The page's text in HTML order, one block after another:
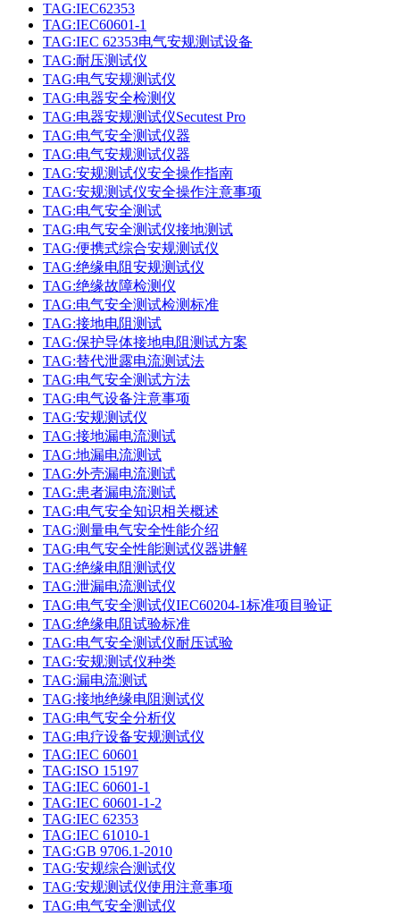
TAG:IEC62353
TAG:IEC60601-1
TAG:IEC 62353电气安规测试设备
TAG:耐压测试仪
TAG:电气安规测试仪
TAG:电器安全检测仪
TAG:电器安规测试仪Secutest Pro
TAG:电气安全测试仪器
TAG:电气安规测试仪器
TAG:安规测试仪安全操作指南
TAG:安规测试仪安全操作注意事项
TAG:电气安全测试
TAG:电气安全测试仪接地测试
TAG:便携式综合安规测试仪
TAG:绝缘电阻安规测试仪
TAG:绝缘故障检测仪
TAG:电气安全测试检测标准
TAG:接地电阻测试
TAG:保护导体接地电阻测试方案
TAG:替代泄露电流测试法
TAG:电气安全测试方法
TAG:电气设备注意事项
TAG:安规测试仪
TAG:接地漏电流测试
TAG:地漏电流测试
TAG:外壳漏电流测试
TAG:患者漏电流测试
TAG:电气安全知识相关概述
TAG:测量电气安全性能介绍
TAG:电气安全性能测试仪器讲解
TAG:绝缘电阻测试仪
TAG:泄漏电流测试仪
TAG:电气安全测试仪IEC60204-1标准项目验证
TAG:绝缘电阻试验标准
TAG:电气安全测试仪耐压试验
TAG:安规测试仪种类
TAG:漏电流测试
TAG:接地绝缘电阻测试仪
TAG:电气安全分析仪
TAG:电疗设备安规测试仪
TAG:IEC 60601
TAG:ISO 15197
TAG:IEC 60601-1
TAG:IEC 60601-1-2
TAG:IEC 62353
TAG:IEC 61010-1
TAG:GB 9706.1-2010
TAG:安规综合测试仪
TAG:安规测试仪使用注意事项
TAG:电气安全测试仪